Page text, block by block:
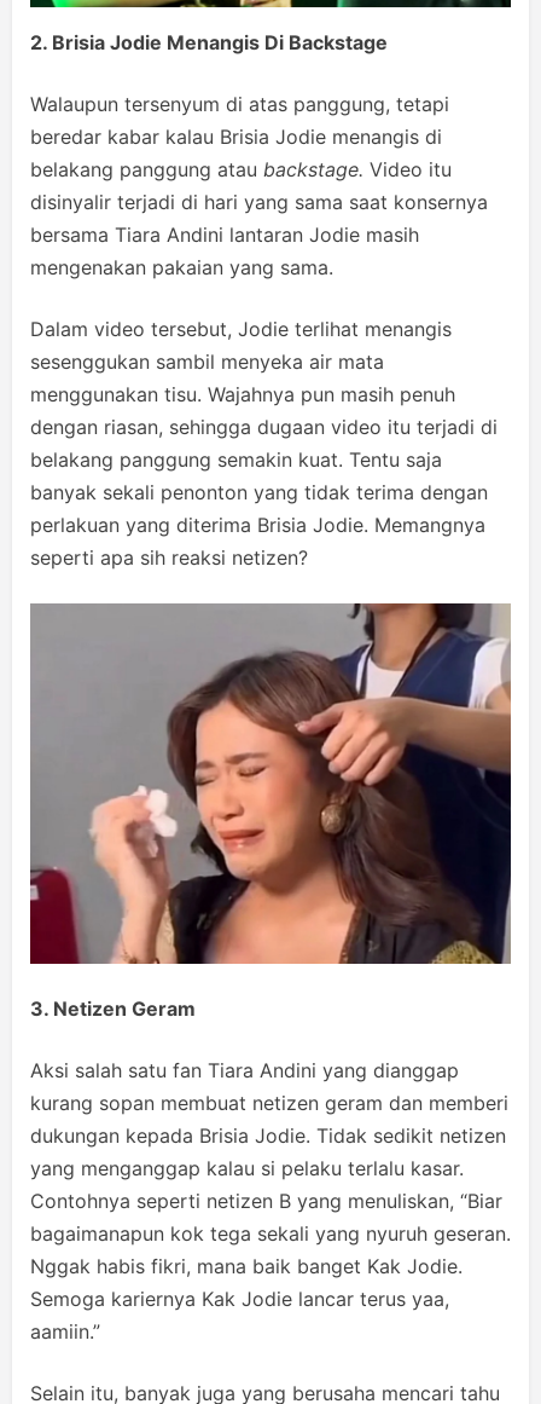
2. Brisia Jodie Menangis Di Backstage
Walaupun tersenyum di atas panggung, tetapi
beredar kabar kalau Brisia Jodie menangis di
belakang panggung atau backstage. Video itu
disinyalir terjadi di hari yang sama saat konsernya
bersama Tiara Andini lantaran Jodie masih
mengenakan pakaian yang sama.
Dalam video tersebut, Jodie terlihat menangis
sesenggukan sambil menyeka air mata
menggunakan tisu. Wajahnya pun masih penuh
dengan riasan, sehingga dugaan video itu terjadi di
belakang panggung semakin kuat. Tentu saja
banyak sekali penonton yang tidak terima dengan
perlakuan yang diterima Brisia Jodie. Memangnya
seperti apa sih reaksi netizen?
3. Netizen Geram
Aksi salah satu fan Tiara Andini yang dianggap
kurang sopan membuat netizen geram dan memberi
dukungan kepada Brisia Jodie. Tidak sedikit netizen
yang menganggap kalau si pelaku terlalu kasar.
Contohnya seperti netizen B yang menuliskan, “Biar
bagaimanapun kok tega sekali yang nyuruh geseran.
Nggak habis fikri, mana baik banget Kak Jodie.
Semoga kariernya Kak Jodie lancar terus yaa,
aamiin.”
Selain itu, banyak juga yang berusaha mencari tahu